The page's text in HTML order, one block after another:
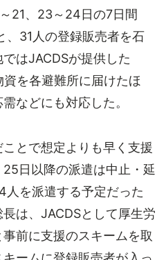
21、23～24日の7日間
、31人の登録販売者を石
はJACDSが提供した
を各避難所に届けたほ
などにも対応した。
とで想定よりも早く支援
日以降の派遣は中止・延
を派遣する予定だった
は、JACDSとして厚生労
前に支援のスキームを取